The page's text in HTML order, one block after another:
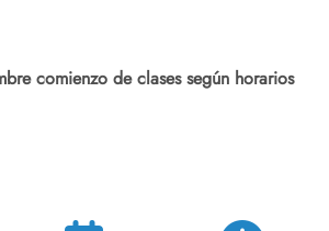
comienzo de clases según horarios